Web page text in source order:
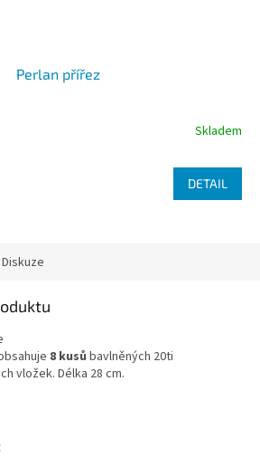
Perlan přířez
Skladem
DETAIL
Diskuze
8 kusů bavlněných 20ti
vložek. Délka 28 cm.